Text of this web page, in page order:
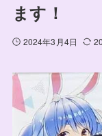
ます！
2024年3月4日